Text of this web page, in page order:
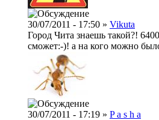
30/07/2011 - 17:50 » Vikuta
Город Чита знаешь такой?!
сможет:-)! а на кого можно
30/07/2011 - 17:19 » P a s h a